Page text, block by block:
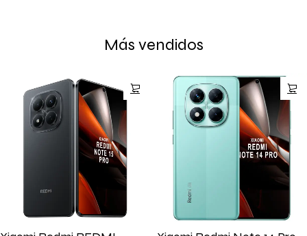
Más vendidos